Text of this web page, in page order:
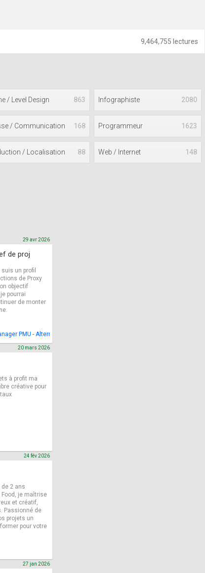
9,464,755 lectures
863
/ Level Design 2080
Infographiste
168
/ Communication 1623
Programmeur
88
/ Localisation 148
Web / Internet
de proj
29 avr 2026
un profil
de Proxy
objectif
pourrai
de monter
PMU - Alternance Product Owner PMU
20 mars 2026
à profit ma
créative pour
24 fév 2026
de 2 ans
je maîtrise
et créatif,
Passionné de
projets un
pour votre
27 jan 2026